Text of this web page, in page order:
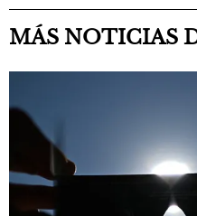
MÁS NOTICIAS